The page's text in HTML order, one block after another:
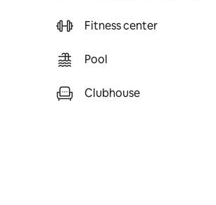
Fitness center
Pool
Clubhouse